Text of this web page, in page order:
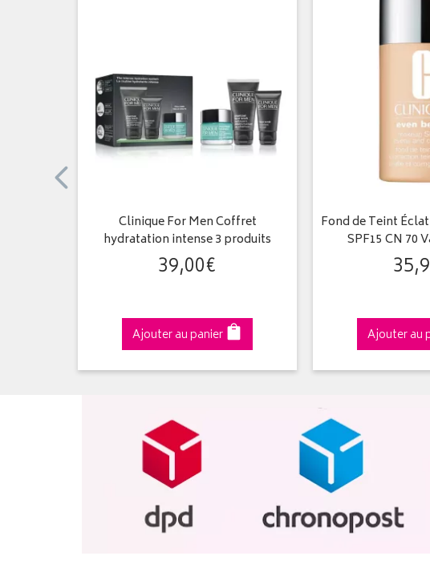
Clinique For Men Coffret
hydratation intense 3 produits
39,00€
Ajouter au panier
Fond de Teint
SPF15 CN 70
35,
Ajouter au